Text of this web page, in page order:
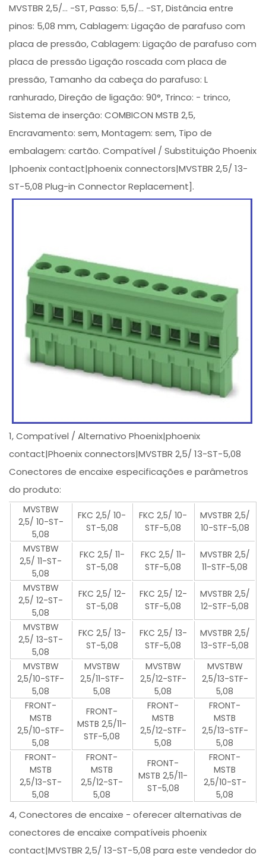
MVSTBR 2,5/... -ST, Passo: 5,5/... -ST, Distância entre
pinos: 5,08 mm, Cablagem: Ligação de parafuso com
placa de pressão, Cablagem: Ligação de parafuso com
placa de pressão Ligação roscada com placa de
pressão, Tamanho da cabeça do parafuso: L
ranhurado, Direção de ligação: 90°, Trinco: - trinco,
Sistema de inserção: COMBICON MSTB 2,5,
Encravamento: sem, Montagem: sem, Tipo de
embalagem: cartão. Compatível / Substituição Phoenix
|phoenix contact|phoenix connectors|MVSTBR 2,5/ 13-
ST-5,08 Plug-in Connector Replacement].
1, Compatível / Alternativo Phoenix|phoenix
contact|Phoenix connectors|MVSTBR 2,5/ 13-ST-5,08
Conectores de encaixe especificações e parâmetros
do produto:
MVSTBW
2,5/ 10-ST-
5,08
FKC 2,5/ 10-
ST-5,08
FKC 2,5/ 10-
STF-5,08
MVSTBR 2,5/
10-STF-5,08
MVSTBW
2,5/ 11-ST-
5,08
FKC 2,5/ 11-
ST-5,08
FKC 2,5/ 11-
STF-5,08
MVSTBR 2,5/
11-STF-5,08
MVSTBW
2,5/ 12-ST-
5,08
FKC 2,5/ 12-
ST-5,08
FKC 2,5/ 12-
STF-5,08
MVSTBR 2,5/
12-STF-5,08
MVSTBW
2,5/ 13-ST-
5,08
FKC 2,5/ 13-
ST-5,08
FKC 2,5/ 13-
STF-5,08
MVSTBR 2,5/
13-STF-5,08
MVSTBW
2,5/10-STF-
5,08
MVSTBW
2,5/11-STF-
5,08
MVSTBW
2,5/12-STF-
5,08
MVSTBW
2,5/13-STF-
5,08
FRONT-
MSTB
2,5/10-STF-
5,08
FRONT-
MSTB 2,5/11-
STF-5,08
FRONT-
MSTB
2,5/12-STF-
5,08
FRONT-
MSTB
2,5/13-STF-
5,08
FRONT-
MSTB
2,5/13-ST-
5,08
FRONT-
MSTB
2,5/12-ST-
5,08
FRONT-
MSTB 2,5/11-
ST-5,08
FRONT-
MSTB
2,5/10-ST-
5,08
4, Conectores de encaixe - oferecer alternativas de
conectores de encaixe compatíveis phoenix
contact|MVSTBR 2,5/ 13-ST-5,08 para este vendedor do